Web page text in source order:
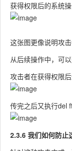
获得权限后的系统
这张图更像说明攻
从后续操作中，可
攻击者在获得权限
传完之后又执行del
2.3.6 我们如何防止